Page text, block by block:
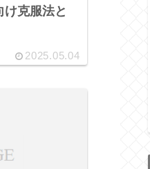
克服法と
2025.05.04